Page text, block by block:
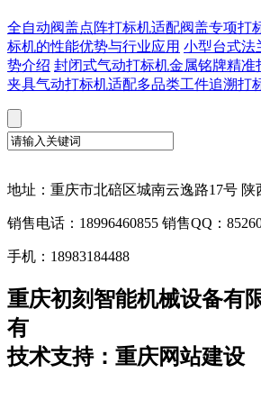
全自动阀盖点阵打标机适配阀盖专项打
标机的性能优势与行业应用 小型台式法
势介绍 封闭式气动打标机金属铭牌精准
夹具气动打标机适配多品类工件追溯打
地址：重庆市北碚区城南云逸路17号 陕
销售电话：18996460855 销售QQ：
手机：18983184488
重庆初刻智能机械设备有
有
技术支持：重庆网站建设